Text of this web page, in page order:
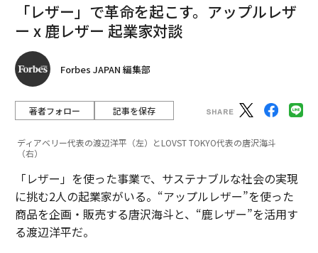
「レザー」で革命を起こす。アップルレザ
ー x 鹿レザー 起業家対談
Forbes JAPAN 編集部
著者フォロー 記事を保存
ディアベリー代表の渡辺洋平（左）とLOVST TOKYO代表の唐沢海斗
（右）
「レザー」を使った事業で、サステナブルな社会の実現
に挑む2人の起業家がいる。“アップルレザー”を使った
商品を企画・販売する唐沢海斗と、“鹿レザー”を活用す
る渡辺洋平だ。